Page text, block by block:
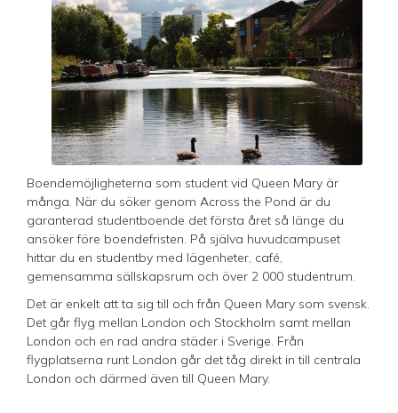
Boendemöjligheterna som student vid Queen Mary är
många. När du söker genom Across the Pond är du
garanterad studentboende det första året så länge du
ansöker före boendefristen. På själva huvudcampuset
hittar du en studentby med lägenheter, café,
gemensamma sällskapsrum och över 2 000 studentrum.
Det är enkelt att ta sig till och från Queen Mary som svensk.
Det går flyg mellan London och Stockholm samt mellan
London och en rad andra städer i Sverige. Från
flygplatserna runt London går det tåg direkt in till centrala
London och därmed även till Queen Mary.